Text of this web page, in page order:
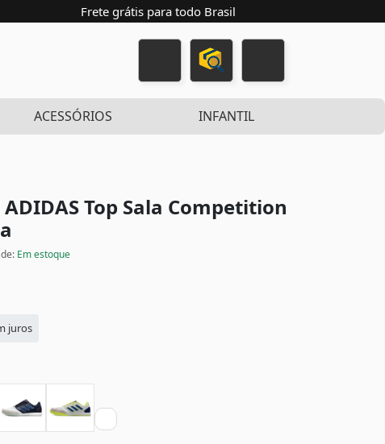
Frete grátis para todo Brasil
ACESSÓRIOS INFANTIL
Top Sala Competition
Em estoque
juros